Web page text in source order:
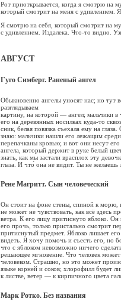
Рот приоткрывается, когда я смотрю на
который смотрит на меня с удивлением.
Я смотрю на себя, который смотрит на
с удивлением. Издалека. Что-то видно.
АВГУСТ
Гуго Симберг. Раненый ангел
Обыкновенно ангелы уносят нас; но тут
разглядываем
картину, на которой — ангел; мальчики
его на деревянных носилках куда-то
сник, белая повязка съехала ему на
знаю: мальчики нашли его лежащим
перепачканы кровью; и вот они несут
ангела, который держит в руке белый
знать, как мы застали врасплох эту
глаза. И что́ она не видит. Ты не желаешь
Рене Магритт. Сын человеческий
Он стоит на фоне стены, спиной к морю,
не может не чувствовать, как всё здесь
ветра. К его лицу притиснуто яблоко. Он
его прочь, только пристально смотрит
притиснутый предмет. Яблоко лишает
видеть. Я хочу помочь и съесть его, но
что с яблоком невозможно ничего
решающее мгновение. Что человек может
человеком. Страшно, но это может
языке корней и соков; хлорофилл будет
к листве, ветер — к кирпичного цвета
Марк Ротко. Без названия